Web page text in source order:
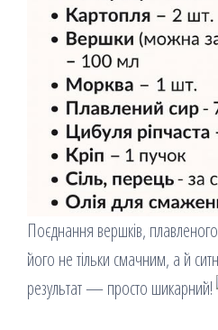
Поєднання вершків,
його не тільки смачним, а й
результат — просто шикарний!